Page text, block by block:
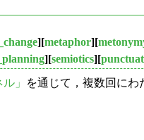
][metaphor][
][semiotics][
」 を通じて，複数回にわ